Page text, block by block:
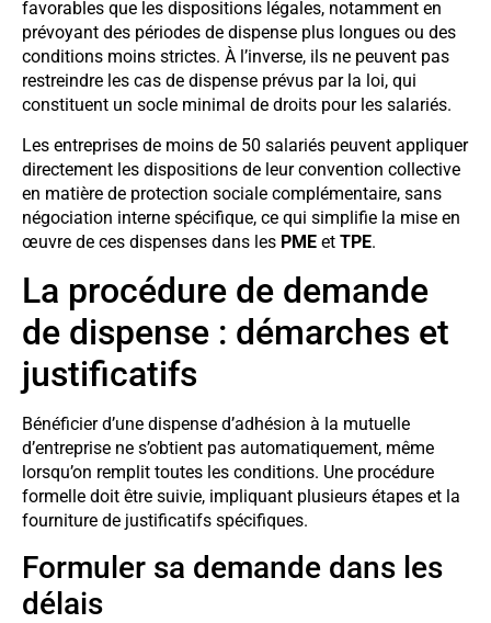
favorables que les dispositions légales, notamment en
prévoyant des périodes de dispense plus longues ou des
conditions moins strictes. À l’inverse, ils ne peuvent pas
restreindre les cas de dispense prévus par la loi, qui
constituent un socle minimal de droits pour les salariés.
Les entreprises de moins de 50 salariés peuvent appliquer
directement les dispositions de leur convention collective
en matière de protection sociale complémentaire, sans
négociation interne spécifique, ce qui simplifie la mise en
œuvre de ces dispenses dans les PME et TPE.
La procédure de demande
de dispense : démarches et
justificatifs
Bénéficier d’une dispense d’adhésion à la mutuelle
d’entreprise ne s’obtient pas automatiquement, même
lorsqu’on remplit toutes les conditions. Une procédure
formelle doit être suivie, impliquant plusieurs étapes et la
fourniture de justificatifs spécifiques.
Formuler sa demande dans les
délais